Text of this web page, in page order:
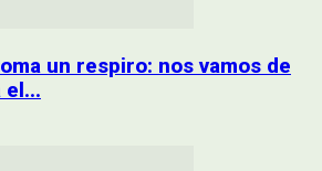
un respiro: nos vamos de
el...